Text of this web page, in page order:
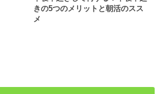
きの5つのメリットと朝活のスス
メ